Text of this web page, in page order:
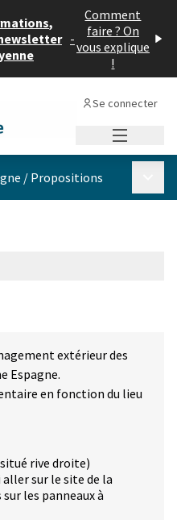
-
Comment
faire ? On
vous explique
!
Se connecter
/ Propositions
extérieur des
Espagne.
en fonction du lieu
rive droite)
aller sur le site de la
les panneaux à